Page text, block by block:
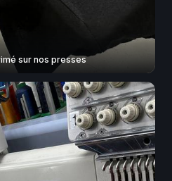
sur nos presses